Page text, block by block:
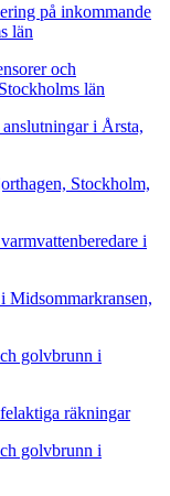
på inkommande
län
och
län
i Årsta,
Stockholm,
i
Midsommarkransen,
golvbrunn i
räkningar
golvbrunn i